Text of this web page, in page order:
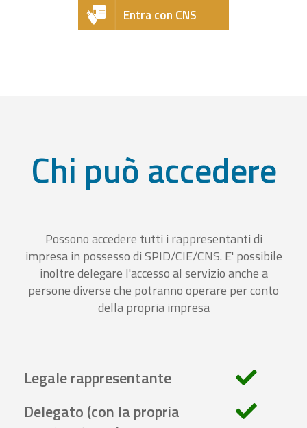
Entra con CNS
Chi può accedere
Possono accedere tutti i rappresentanti di
impresa in possesso di SPID/CIE/CNS. E' possibile
inoltre delegare l'accesso al servizio anche a
persone diverse che potranno operare per conto
della propria impresa
Legale rappresentante
Delegato (con la propria